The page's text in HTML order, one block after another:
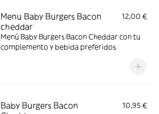
Menu Baby Burgers Bacon
cheddar
12,00 €
Menú Baby Burgers Bacon Cheddar con tu
complemento y bebida preferidos
Baby Burgers Bacon
10,95 €